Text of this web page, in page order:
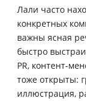
Лали часто
конкретных
важны ясная
быстро
PR, контент-
тоже открыты:
иллюстрация,